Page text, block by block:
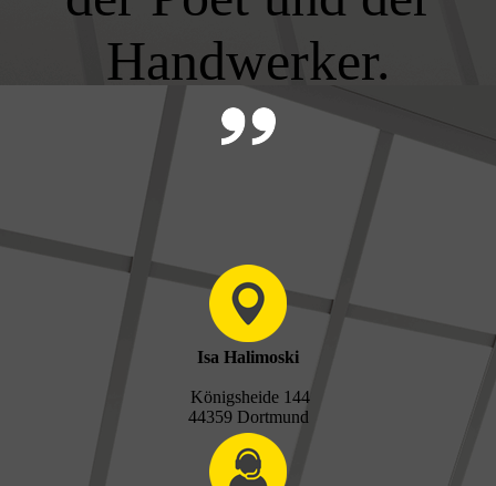
Handwerker.
Isa Halimoski
Königsheide 144
44359 Dortmund